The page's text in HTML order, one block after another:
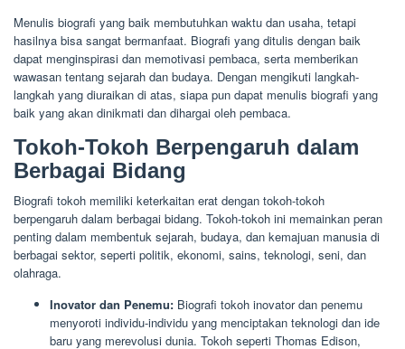
Menulis biografi yang baik membutuhkan waktu dan usaha, tetapi
hasilnya bisa sangat bermanfaat. Biografi yang ditulis dengan baik
dapat menginspirasi dan memotivasi pembaca, serta memberikan
wawasan tentang sejarah dan budaya. Dengan mengikuti langkah-
langkah yang diuraikan di atas, siapa pun dapat menulis biografi yang
baik yang akan dinikmati dan dihargai oleh pembaca.
Tokoh-Tokoh Berpengaruh dalam
Berbagai Bidang
Biografi tokoh memiliki keterkaitan erat dengan tokoh-tokoh
berpengaruh dalam berbagai bidang. Tokoh-tokoh ini memainkan peran
penting dalam membentuk sejarah, budaya, dan kemajuan manusia di
berbagai sektor, seperti politik, ekonomi, sains, teknologi, seni, dan
olahraga.
Inovator dan Penemu: Biografi tokoh inovator dan penemu
menyoroti individu-individu yang menciptakan teknologi dan ide
baru yang merevolusi dunia. Tokoh seperti Thomas Edison,